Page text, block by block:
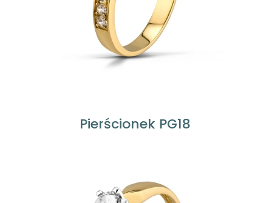
Pierścionek PG18